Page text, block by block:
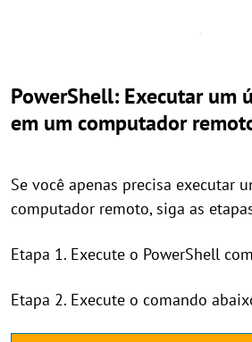
PowerShell: Executar um
em um computador
Se você apenas precisa executar
computador remoto, siga as
Etapa 1. Execute o PowerShell
Etapa 2. Execute o comando